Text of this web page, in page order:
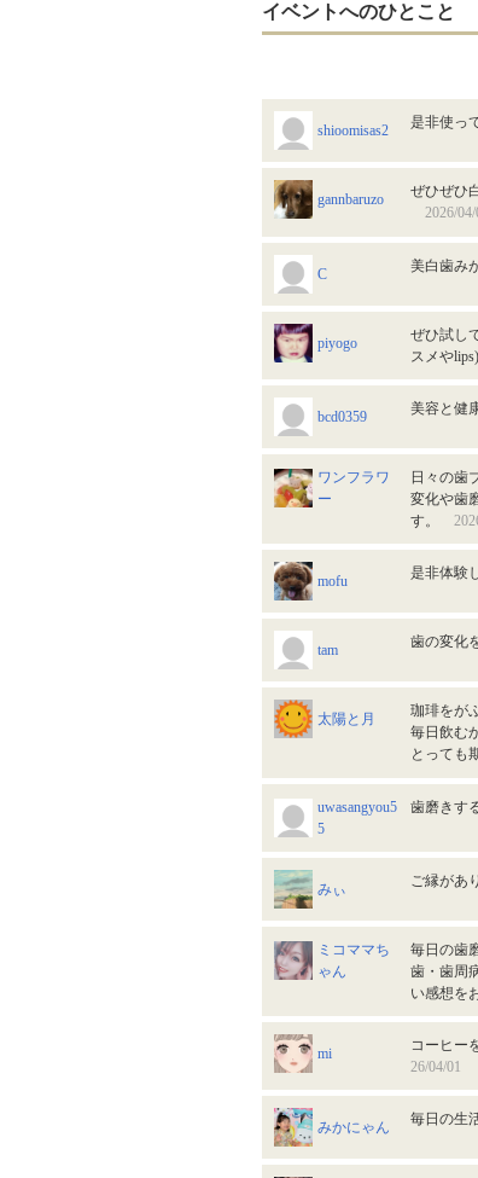
イベントへのひとこと
shioomisas2 是非使っ
gannbaruzo
ぜひぜひ
2026/04/
C 美白歯み
piyogo
ぜひ試し
スメや
bcd0359 美容と健
ワンフラワ
ー
日々の歯
変化や歯
す。
mofu 是非体験
tam 歯の変化
太陽と月
珈琲をが
毎日飲む
とっても
uwasangyou5
5
歯磨きす
みぃ ご縁があ
ミコママち
ゃん
毎日の歯
歯・歯周
い感想を
mi コーヒー
26/04/01
みかにゃん 毎日の生